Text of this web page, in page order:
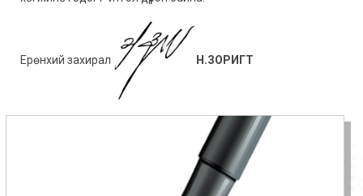
Ерөнхий захирал Н.ЗОРИГТ